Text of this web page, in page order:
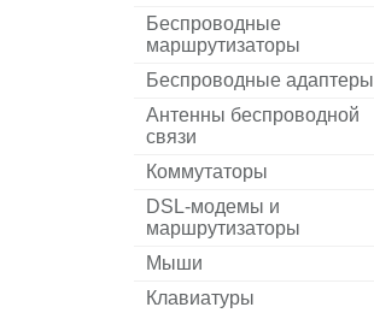
Беспроводные
маршрутизаторы
Беспроводные адаптеры
Антенны беспроводной
связи
Коммутаторы
DSL-модемы и
маршрутизаторы
Мыши
Клавиатуры